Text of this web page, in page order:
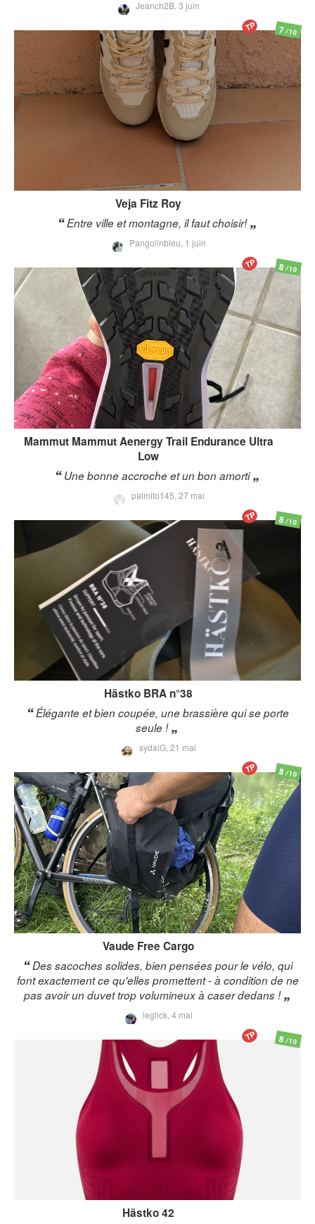
Jeanch2B, 3 juin
Veja Fitz Roy
Entre ville et montagne, il faut choisir!
Pangolinbleu, 1 juin
7/10
TP
Mammut Mammut Aenergy Trail Endurance Ultra
Low
Une bonne accroche et un bon amorti
palmito145, 27 mai
8/10
TP
Hästko BRA n°38
Élégante et bien coupée, une brassière qui se porte
seule !
sydalG, 21 mai
8/10
TP
Vaude Free Cargo
Des sacoches solides, bien pensées pour le vélo, qui
font exactement ce qu'elles promettent - à condition de ne
pas avoir un duvet trop volumineux à caser dedans !
leglick, 4 mai
8/10
TP
Hästko42
8/10
TP